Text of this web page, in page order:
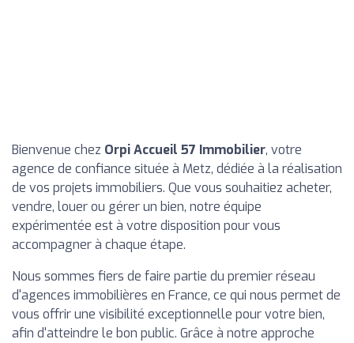
Bienvenue chez Orpi Accueil 57 Immobilier, votre
agence de confiance située à Metz, dédiée à la réalisation
de vos projets immobiliers. Que vous souhaitiez acheter,
vendre, louer ou gérer un bien, notre équipe
expérimentée est à votre disposition pour vous
accompagner à chaque étape.
Nous sommes fiers de faire partie du premier réseau
d'agences immobilières en France, ce qui nous permet de
vous offrir une visibilité exceptionnelle pour votre bien,
afin d'atteindre le bon public. Grâce à notre approche